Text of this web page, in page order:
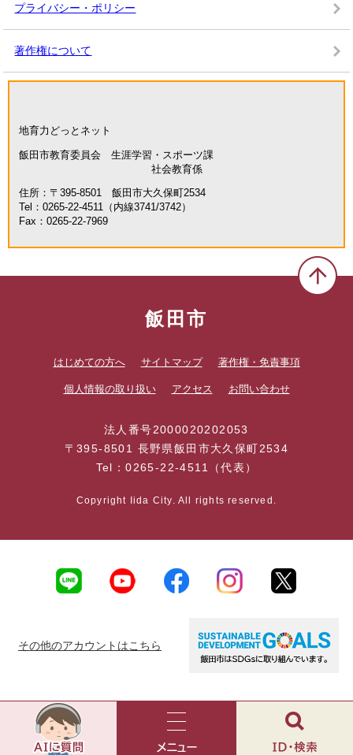
プライバシー・ポリシー
著作権について
地育力どっとネット
飯田市教育委員会 生涯学習・スポーツ課
社会教育係
住所：〒395-8501 飯田市大久保町2534
Tel：0265-22-4511（内線3741/3742）
Fax：0265-22-7969
飯田市
はじめての方へ サイトマップ 著作権・免責事項
個人情報の取り扱い アクセス お問い合わせ
法人番号2000020202053
〒395-8501 長野県飯田市大久保町2534
Tel：0265-22-4511（代表）
Copyright Iida City. All rights reserved.
その他のアカウントはこちら